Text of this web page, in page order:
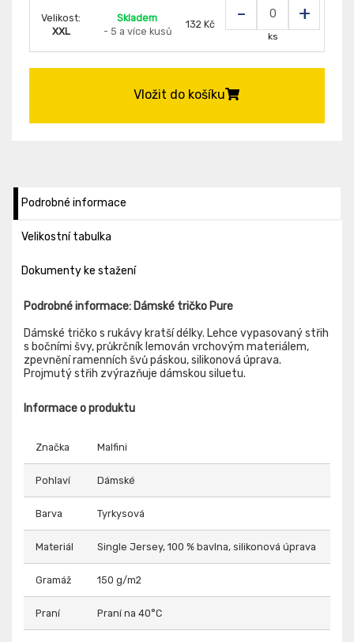
Velikost:
XXL
Skladem
- 5 a více kusů
132 Kč - +
ks
Vložit do košíku
Podrobné informace
Velikostní tabulka
Dokumenty ke stažení
Podrobné informace: Dámské tričko Pure
Dámské tričko s rukávy kratší délky. Lehce vypasovaný střih
s bočními švy, průkrčník lemován vrchovým materiálem,
zpevnění ramenních švů páskou, silikonová úprava.
Projmutý střih zvýrazňuje dámskou siluetu.
Informace o produktu
Značka Malfini
Pohlaví Dámské
Barva Tyrkysová
Materiál Single Jersey, 100 % bavlna, silikonová úprava
Gramáž 150 g/m2
Praní Praní na 40°C